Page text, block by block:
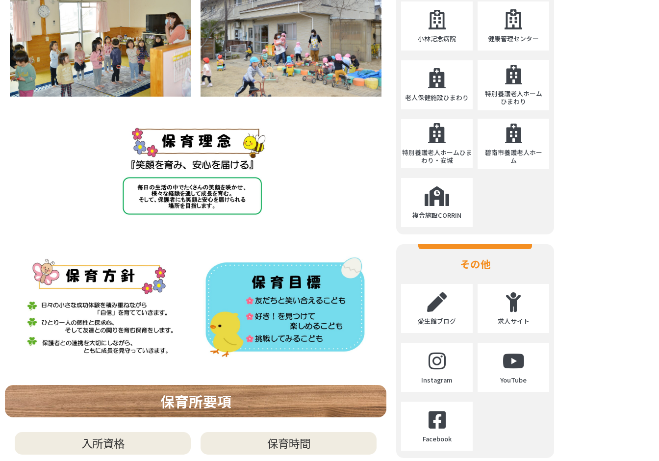
保育所要項
入所資格 保育時間
小林記念病院 健康管理センター
老人保健施設ひまわり
特別養護老人ホーム
ひまわり
特別養護老人ホームひま
わり・安城
碧南市養護老人ホー
ム
複合施設CORRIN
その他
愛生館ブログ 求人サイト
Instagram YouTube
Facebook